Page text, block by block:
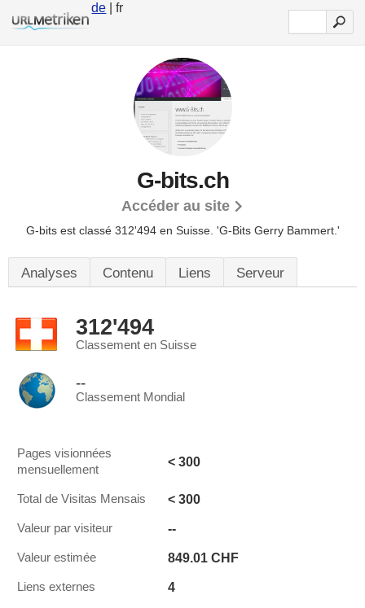
de | fr
G-bits.ch
Accéder au site
G-bits est classé 312'494 en Suisse. 'G-Bits Gerry Bammert.'
Analyses Contenu Liens Serveur
312'494
Classement en Suisse
--
Classement Mondial
Pages visionnées
mensuellement
< 300
Total de Visitas Mensais < 300
Valeur par visiteur --
Valeur estimée 849.01 CHF
Liens externes 4